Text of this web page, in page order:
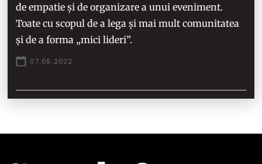
de empatie și de organizare a unui eveniment.
Toate cu scopul de a lega și mai mult comunitatea
și de a forma „mici lideri”.
07.05.2022